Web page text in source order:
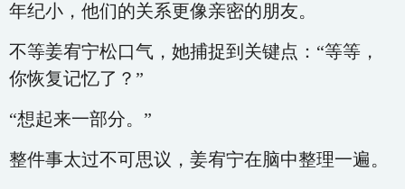
年纪小，他们的关系更像亲密的朋友。
不等姜宥宁松口气，她捕捉到关键点：“等等，
你恢复记忆了？”
“想起来一部分。”
整件事太过不可思议，姜宥宁在脑中整理一遍。